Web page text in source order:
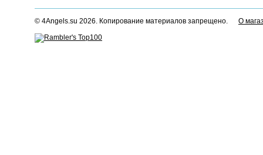
© 4Angels.su 2026. Копирование материалов запрещено. О